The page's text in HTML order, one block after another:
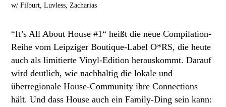
w/ Filburt, Luvless, Zacharias
“It’s All About House #1“ heißt die neue Compilation-
Reihe vom Leipziger Boutique-Label O*RS, die heute
auch als limitierte Vinyl-Edition herauskommt. Darauf
wird deutlich, wie nachhaltig die lokale und
überregionale House-Community ihre Connections
hält. Und dass House auch ein Family-Ding sein kann: